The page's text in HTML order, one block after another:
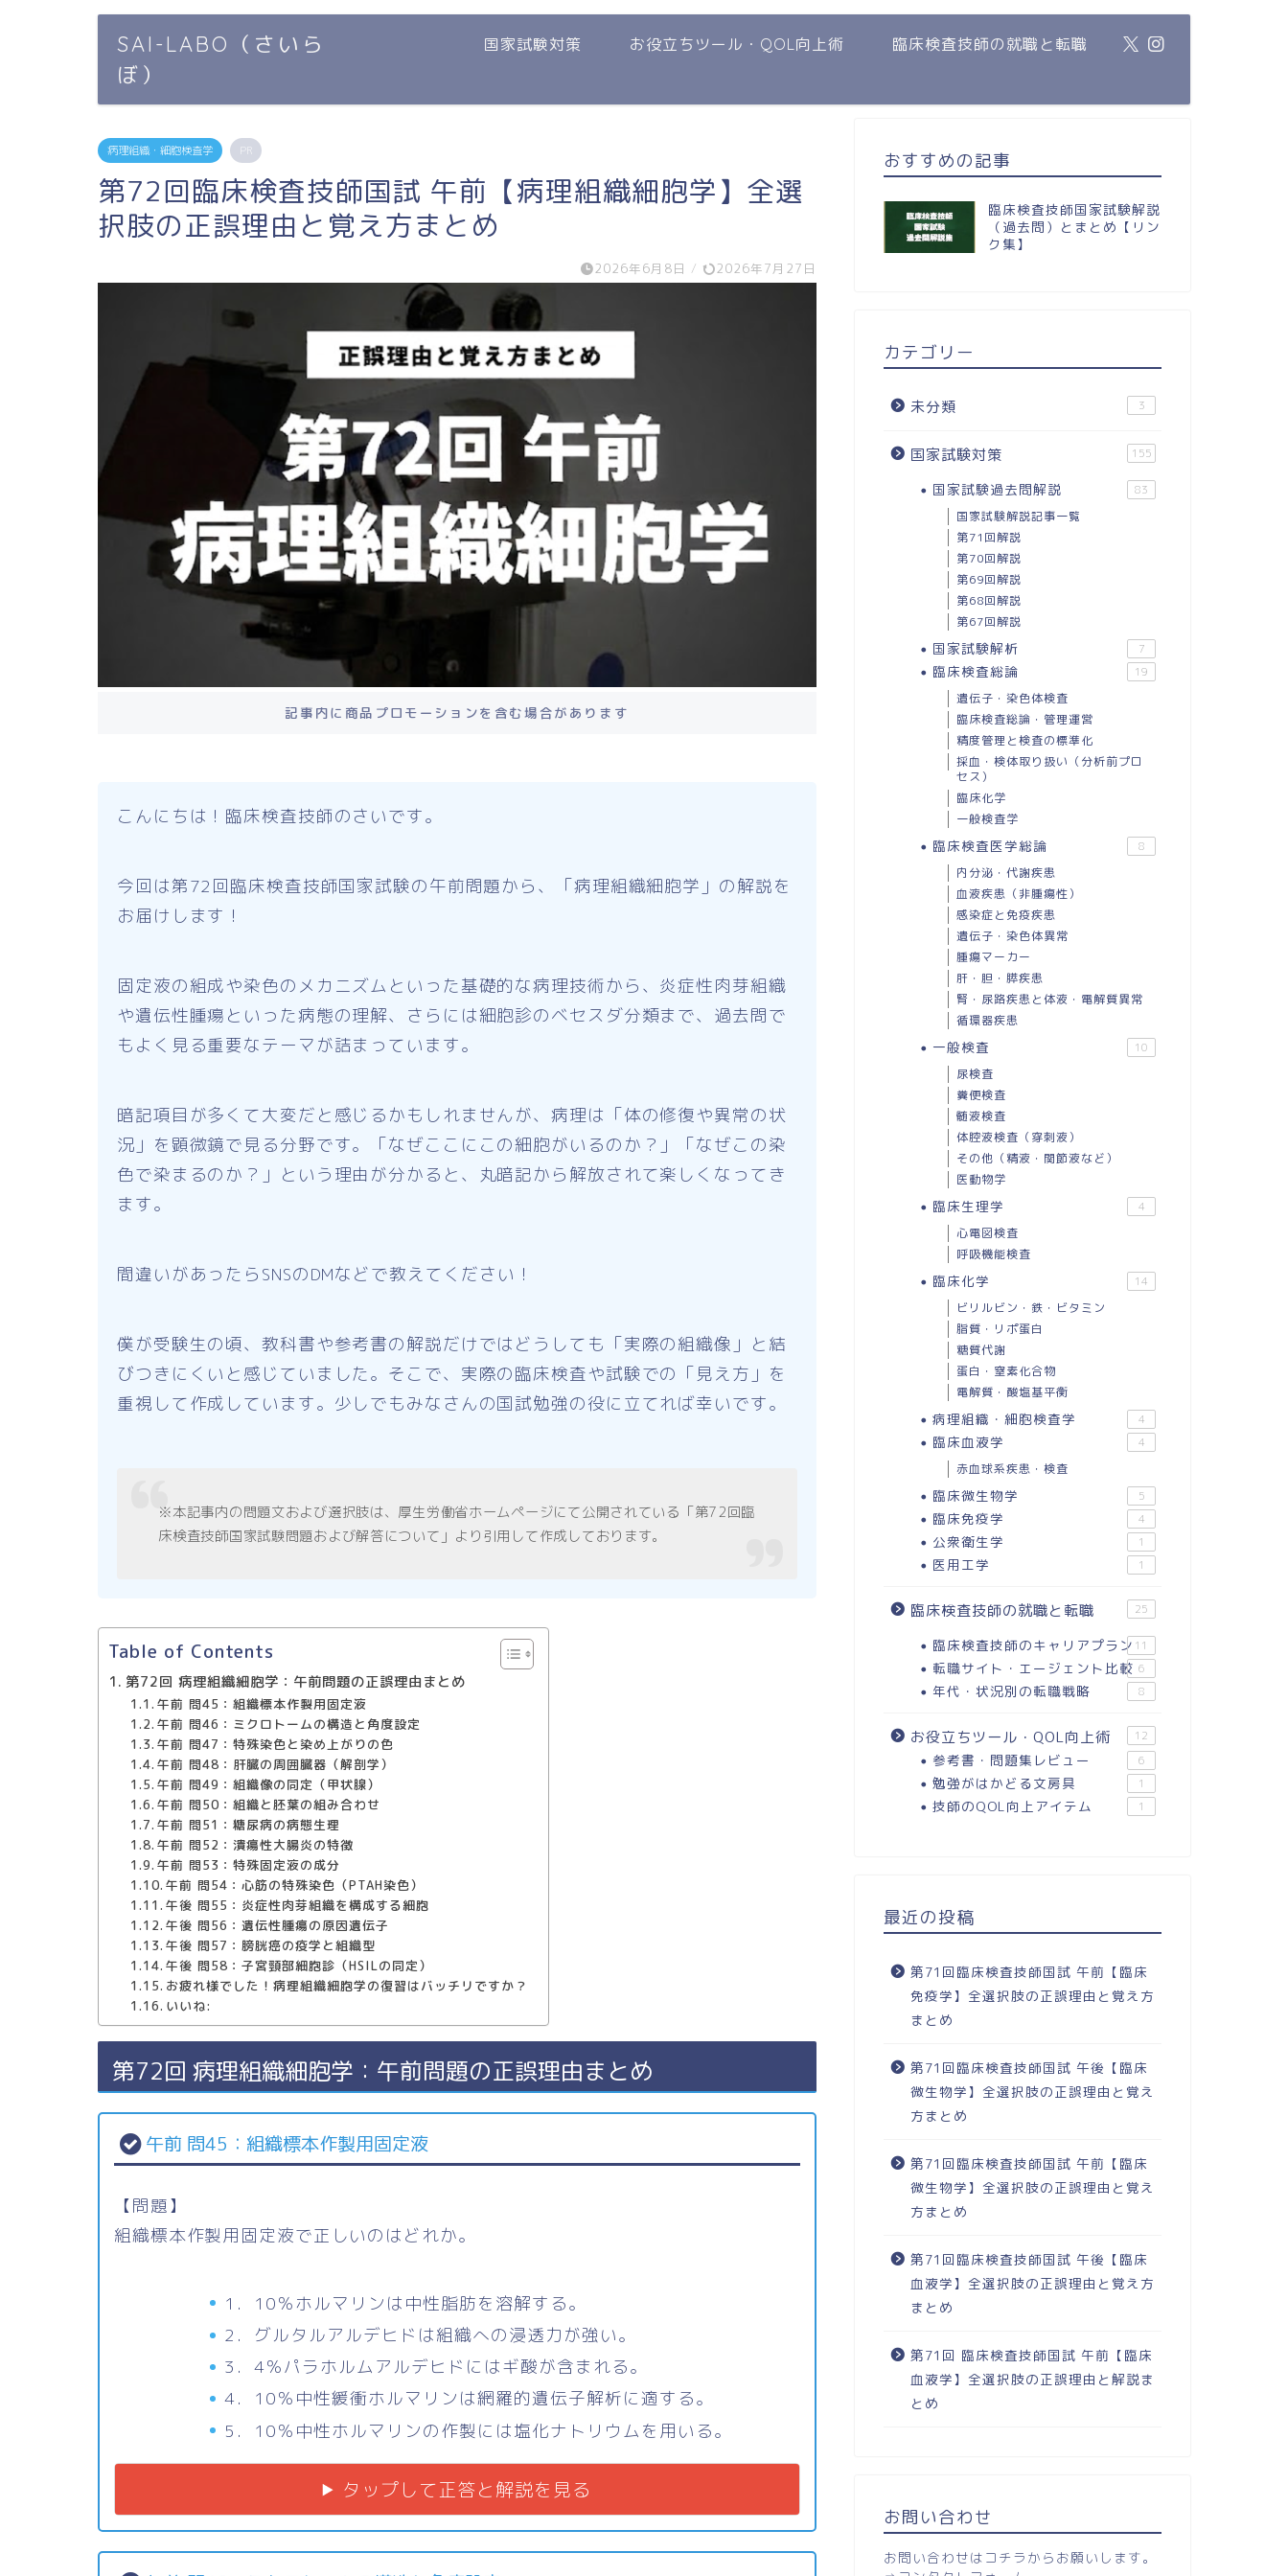
SAI-LABO（さいら
ぼ）
国家試験対策 お役立ちツール・QOL向上術 臨床検査技師の就職と転職
病理組織・細胞検査学 PR
第72回臨床検査技師国試 午前【病理組織細胞学】全選
択肢の正誤理由と覚え方まとめ
2026年6月8日 / 2026年7月27日
記事内に商品プロモーションを含む場合があります
こんにちは！臨床検査技師のさいです。
今回は第72回臨床検査技師国家試験の午前問題から、「病理組織細胞学」の解説を
お届けします！
固定液の組成や染色のメカニズムといった基礎的な病理技術から、炎症性肉芽組織
や遺伝性腫瘍といった病態の理解、さらには細胞診のベセスダ分類まで、過去問で
もよく見る重要なテーマが詰まっています。
暗記項目が多くて大変だと感じるかもしれませんが、病理は「体の修復や異常の状
況」を顕微鏡で見る分野です。「なぜここにこの細胞がいるのか？」「なぜこの染
色で染まるのか？」という理由が分かると、丸暗記から解放されて楽しくなってき
ます。
間違いがあったらSNSのDMなどで教えてください！
僕が受験生の頃、教科書や参考書の解説だけではどうしても「実際の組織像」と結
びつきにくいと感じていました。そこで、実際の臨床検査や試験での「見え方」を
重視して作成しています。少しでもみなさんの国試勉強の役に立てれば幸いです。
※本記事内の問題文および選択肢は、厚生労働省ホームページにて公開されている「第72回臨
床検査技師国家試験問題および解答について」より引用して作成しております。
Table of Contents
第72回 病理組織細胞学：午前問題の正誤理由まとめ
午前 問45：組織標本作製用固定液
午前 問46：ミクロトームの構造と角度設定
午前 問47：特殊染色と染め上がりの色
午前 問48：肝臓の周囲臓器（解剖学）
午前 問49：組織像の同定（甲状腺）
午前 問50：組織と胚葉の組み合わせ
午前 問51：糖尿病の病態生理
午前 問52：潰瘍性大腸炎の特徴
午前 問53：特殊固定液の成分
午前 問54：心筋の特殊染色（PTAH染色）
午後 問55：炎症性肉芽組織を構成する細胞
午後 問56：遺伝性腫瘍の原因遺伝子
午後 問57：膀胱癌の疫学と組織型
午後 問58：子宮頸部細胞診（HSILの同定）
お疲れ様でした！病理組織細胞学の復習はバッチリですか？
いいね:
第72回 病理組織細胞学：午前問題の正誤理由まとめ
午前 問45：組織標本作製用固定液
【問題】
組織標本作製用固定液で正しいのはどれか。
1．10％ホルマリンは中性脂肪を溶解する。
2．グルタルアルデヒドは組織への浸透力が強い。
3．4％パラホルムアルデヒドにはギ酸が含まれる。
4．10％中性緩衝ホルマリンは網羅的遺伝子解析に適する。
5．10％中性ホルマリンの作製には塩化ナトリウムを用いる。
タップして正答と解説を見る
おすすめの記事
臨床検査技師国家試験解説
（過去問）とまとめ【リン
ク集】
カテゴリー
未分類 3
国家試験対策 155
国家試験過去問解説 83
国家試験解説記事一覧
第71回解説
第70回解説
第69回解説
第68回解説
第67回解説
国家試験解析 7
臨床検査総論 19
遺伝子・染色体検査
臨床検査総論・管理運営
精度管理と検査の標準化
採血・検体取り扱い（分析前プロ
セス）
臨床化学
一般検査学
臨床検査医学総論 8
内分泌・代謝疾患
血液疾患（非腫瘍性）
感染症と免疫疾患
遺伝子・染色体異常
腫瘍マーカー
肝・胆・膵疾患
腎・尿路疾患と体液・電解質異常
循環器疾患
一般検査 10
尿検査
糞便検査
髄液検査
体腔液検査（穿刺液）
その他（精液・関節液など）
医動物学
臨床生理学 4
心電図検査
呼吸機能検査
臨床化学 14
ビリルビン・鉄・ビタミン
脂質・リポ蛋白
糖質代謝
蛋白・窒素化合物
電解質・酸塩基平衡
病理組織・細胞検査学 4
臨床血液学 4
赤血球系疾患・検査
臨床微生物学 5
臨床免疫学 4
公衆衛生学 1
医用工学 1
臨床検査技師の就職と転職 25
臨床検査技師のキャリアプラン 11
転職サイト・エージェント比較 6
年代・状況別の転職戦略 8
お役立ちツール・QOL向上術 12
参考書・問題集レビュー 6
勉強がはかどる文房具 1
技師のQOL向上アイテム 1
最近の投稿
第71回臨床検査技師国試 午前【臨床
免疫学】全選択肢の正誤理由と覚え方
まとめ
第71回臨床検査技師国試 午後【臨床
微生物学】全選択肢の正誤理由と覚え
方まとめ
第71回臨床検査技師国試 午前【臨床
微生物学】全選択肢の正誤理由と覚え
方まとめ
第71回臨床検査技師国試 午後【臨床
血液学】全選択肢の正誤理由と覚え方
まとめ
第71回 臨床検査技師国試 午前【臨床
血液学】全選択肢の正誤理由と解説ま
とめ
お問い合わせ
お問い合わせはコチラからお願いします。